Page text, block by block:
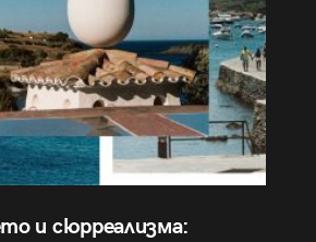
и сюрреализма: